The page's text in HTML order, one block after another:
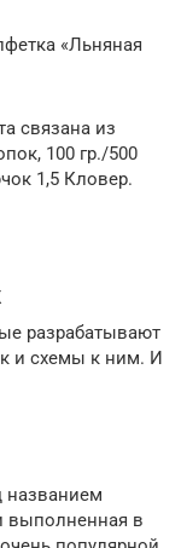
«Льняная
связана из
100 гр./500
1,5 Кловер.
разрабатывают
и схемы к ним. И
названием
выполненная в